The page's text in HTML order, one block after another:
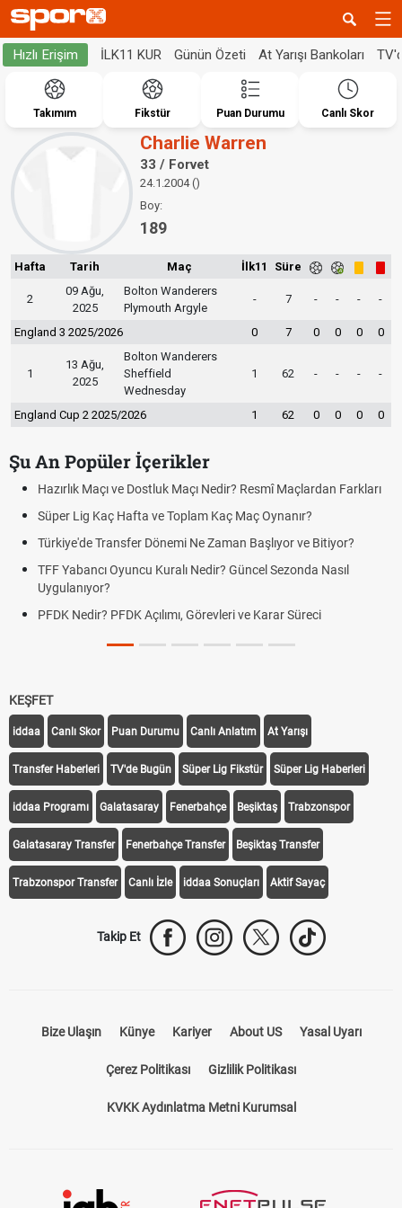
Hızlı Erişim İLK11 KUR Günün Özeti At Yarışı Bankoları
Takımım Fikstür Puan Durumu Canlı Skor
Charlie Warren
33 / Forvet
24.1.2004 ()
Boy:
189
Hafta Tarih Maç İlk11 Süre
2
09 Ağu,
2025
Bolton Wanderers
Plymouth Argyle
- 7 - - - -
England 3 2025/2026 0 7 0 0 0 0
1
13 Ağu,
2025
Bolton Wanderers
Sheffield
Wednesday
1 62 - - - -
England Cup 2 2025/2026 1 62 0 0 0 0
Şu An Popüler İçerikler
Hazırlık Maçı ve Dostluk Maçı Nedir? Resmî Maçlardan Farkları
Süper Lig Kaç Hafta ve Toplam Kaç Maç Oynanır?
Türkiye'de Transfer Dönemi Ne Zaman Başlıyor ve Bitiyor?
TFF Yabancı Oyuncu Kuralı Nedir? Güncel Sezonda Nasıl
Uygulanıyor?
PFDK Nedir? PFDK Açılımı, Görevleri ve Karar Süreci
KEŞFET
iddaa Canlı Skor Puan Durumu Canlı Anlatım At Yarışı
Transfer Haberleri TV'de Bugün Süper Lig Fikstür Süper Lig Haberleri
iddaa Programı Galatasaray Fenerbahçe Beşiktaş Trabzonspor
Galatasaray Transfer Fenerbahçe Transfer Beşiktaş Transfer
Trabzonspor Transfer Canlı İzle iddaa Sonuçları Aktif Sayaç
Takip Et
Bize Ulaşın Künye Kariyer About US Yasal Uyarı
Çerez Politikası Gizlilik Politikası
KVKK Aydınlatma Metni Kurumsal